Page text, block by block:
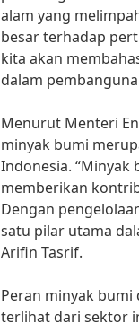
alam yang
besar terhadap
kita akan
dalam
Menurut Menteri
minyak bumi
Indonesia. “Minyak
memberikan
Dengan
satu pilar utama
Arifin Tasrif.
Peran minyak
terlihat dari sektor